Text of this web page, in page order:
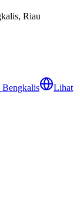
, Riau
Bengkalis
Lihat